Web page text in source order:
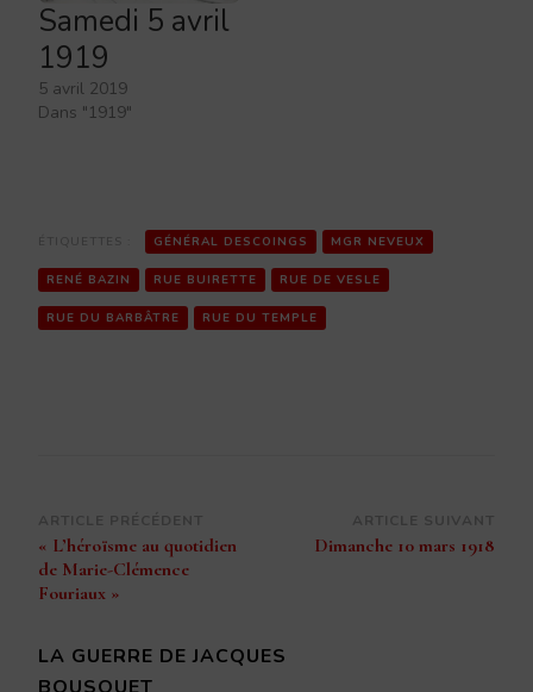
Samedi 5 avril
1919
5 avril 2019
Dans "1919"
GÉNÉRAL DESCOINGS MGR NEVEUX
RENÉ BAZIN RUE BUIRETTE RUE DE VESLE
RUE DU BARBÂTRE RUE DU TEMPLE
Navigation
d’article
« L’héroïsme au quotidien
de Marie-Clémence
Fouriaux »
Dimanche 10 mars 1918
LA GUERRE DE JACQUES